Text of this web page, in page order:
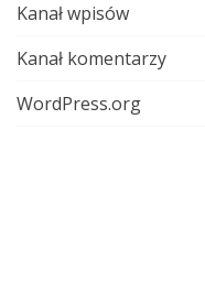
Kanał wpisów
Kanał komentarzy
WordPress.org